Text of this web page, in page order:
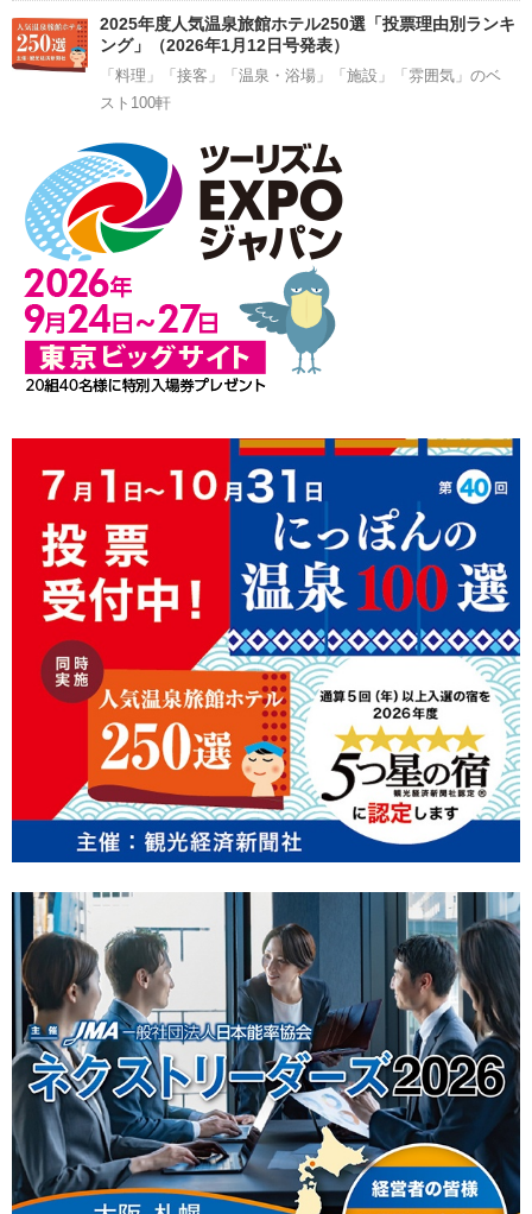
2025年度人気温泉旅館ホテル250選「投票理由別ランキ
ング」（2026年1月12日号発表）
「料理」「接客」「温泉・浴場」「施設」「雰囲気」のベ
スト100軒